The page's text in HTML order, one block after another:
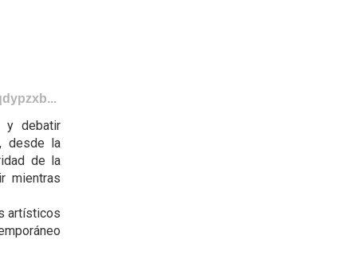
y debatir
desde la
de la
mientras
artísticos